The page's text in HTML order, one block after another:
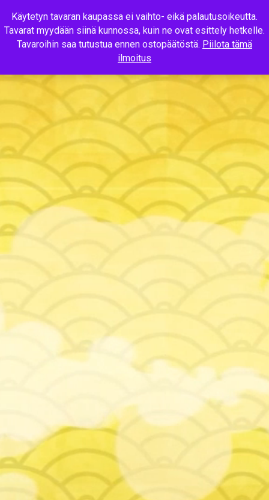
MENU
Käytetyn tavaran kaupassa ei vaihto- eikä palautusoikeutta.
Tavarat myydään siinä kunnossa, kuin ne ovat esittely hetkelle.
Tavaroihin saa tutustua ennen ostopäätöstä. Piilota tämä
ilmoitus